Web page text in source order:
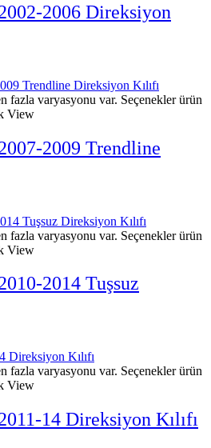
2006 Direksiyon
fazla varyasyonu var. Seçenekler ürün
View
2009 Trendline
fazla varyasyonu var. Seçenekler ürün
View
2014 Tuşsuz
fazla varyasyonu var. Seçenekler ürün
View
14 Direksiyon Kılıfı